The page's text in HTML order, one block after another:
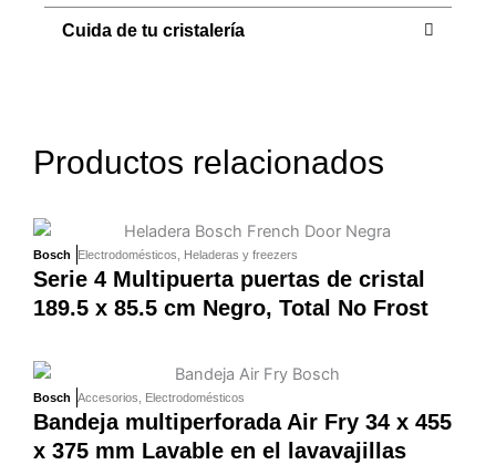
Cuida de tu cristalería
Productos relacionados
Bosch Electrodomésticos Heladeras y freezers
Serie 4 Multipuerta puertas de cristal
189.5 x 85.5 cm Negro, Total No Frost
Bosch Accesorios Electrodomésticos
Bandeja multiperforada Air Fry 34 x 455
x 375 mm Lavable en el lavavajillas